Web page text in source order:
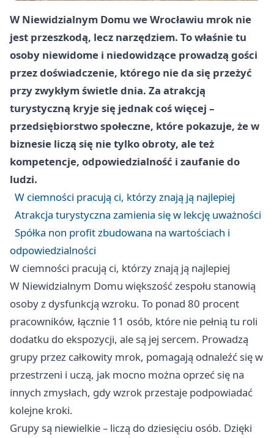
W Niewidzialnym Domu we Wrocławiu mrok nie
jest przeszkodą, lecz narzędziem. To właśnie tu
osoby niewidome i niedowidzące prowadzą gości
przez doświadczenie, którego nie da się przeżyć
przy zwykłym świetle dnia. Za atrakcją
turystyczną kryje się jednak coś więcej –
przedsiębiorstwo społeczne, które pokazuje, że w
biznesie liczą się nie tylko obroty, ale też
kompetencje, odpowiedzialność i zaufanie do
ludzi.
W ciemności pracują ci, którzy znają ją najlepiej
Atrakcja turystyczna zamienia się w lekcję uważności
Spółka non profit zbudowana na wartościach i
odpowiedzialności
W ciemności pracują ci, którzy znają ją najlepiej
W Niewidzialnym Domu większość zespołu stanowią
osoby z dysfunkcją wzroku. To ponad 80 procent
pracowników, łącznie 11 osób, które nie pełnią tu roli
dodatku do ekspozycji, ale są jej sercem. Prowadzą
grupy przez całkowity mrok, pomagają odnaleźć się w
przestrzeni i uczą, jak mocno można oprzeć się na
innych zmysłach, gdy wzrok przestaje podpowiadać
kolejne kroki.
Grupy są niewielkie – liczą do dziesięciu osób. Dzięki